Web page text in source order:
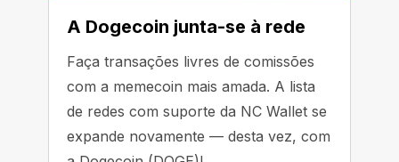
A Dogecoin junta-se à rede
Faça transações livres de comissões
com a memecoin mais amada. A lista
de redes com suporte da NC Wallet se
expande novamente — desta vez, com